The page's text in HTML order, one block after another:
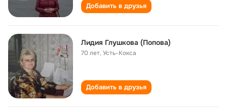
Добавить в друзья
Лидия Глушкова (Попова)
70 лет,Усть-Кокса
Добавить в друзья